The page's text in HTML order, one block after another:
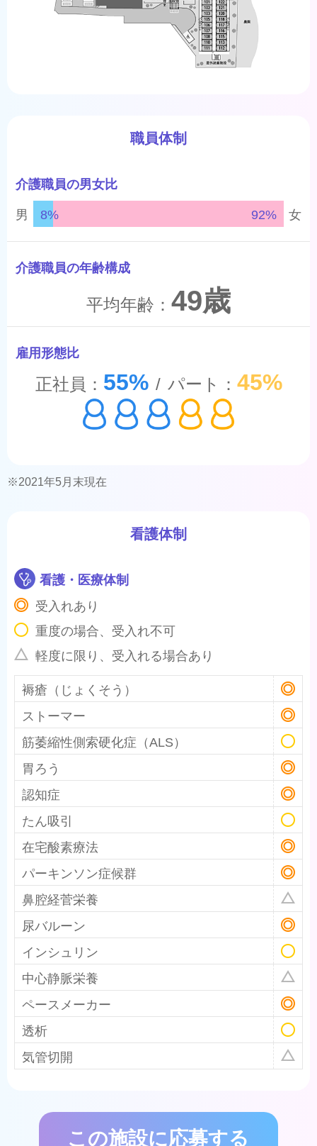
職員体制
介護職員の男女比
男 8% 92% 女
介護職員の年齢構成
平均年齢： 49歳
雇用形態比
正社員： 55% / パート： 45%
※2021年5月末現在
看護体制
看護・医療体制
受入れあり
重度の場合、受入れ不可
軽度に限り、受入れる場合あり
褥瘡（じょくそう）
ストーマー
筋萎縮性側索硬化症（ALS）
胃ろう
認知症
たん吸引
在宅酸素療法
パーキンソン症候群
鼻腔経菅栄養
尿バルーン
インシュリン
中心静脈栄養
ペースメーカー
透析
気管切開
この施設に応募する